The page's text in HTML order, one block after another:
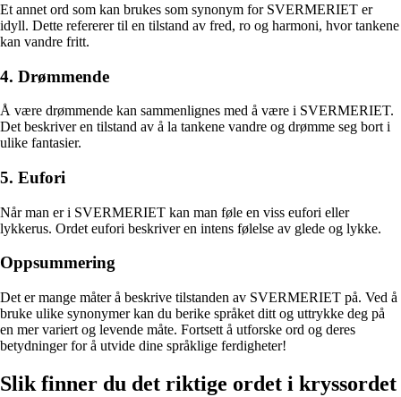
Et annet ord som kan brukes som synonym for SVERMERIET er
idyll. Dette refererer til en tilstand av fred, ro og harmoni, hvor tankene
kan vandre fritt.
4. Drømmende
Å være drømmende kan sammenlignes med å være i SVERMERIET.
Det beskriver en tilstand av å la tankene vandre og drømme seg bort i
ulike fantasier.
5. Eufori
Når man er i SVERMERIET kan man føle en viss eufori eller
lykkerus. Ordet eufori beskriver en intens følelse av glede og lykke.
Oppsummering
Det er mange måter å beskrive tilstanden av SVERMERIET på. Ved å
bruke ulike synonymer kan du berike språket ditt og uttrykke deg på
en mer variert og levende måte. Fortsett å utforske ord og deres
betydninger for å utvide dine språklige ferdigheter!
Slik finner du det riktige ordet i kryssordet